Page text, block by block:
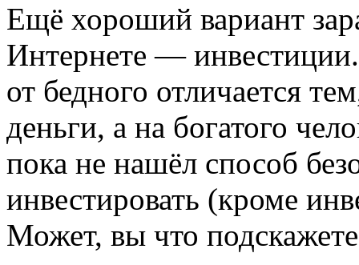
Ещё хороший вариант
Интернете —
от бедного отличается
деньги, а на богатого
пока не нашёл способ
инвестировать (кроме
Может, вы что